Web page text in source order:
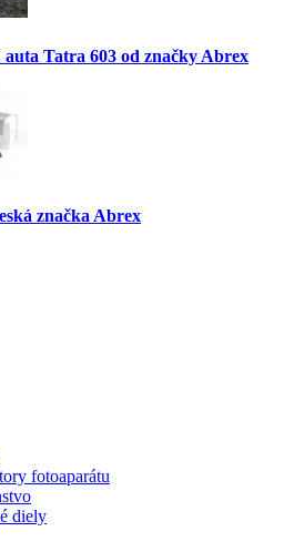
auta Tatra 603 od značky Abrex
značka Abrex
fotoaparátu
diely